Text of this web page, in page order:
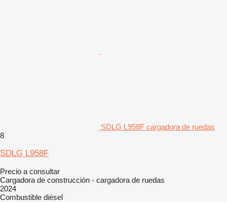
SDLG L958F cargadora de ruedas
8
SDLG L958F
Precio a consultar
Cargadora de construcción - cargadora de ruedas
2024
Combustible diésel